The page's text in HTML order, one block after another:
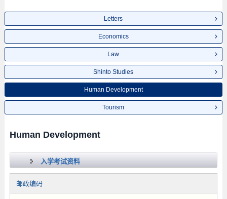
Letters
Economics
Law
Shinto Studies
Human Development
Tourism
Human Development
入学考试资料
邮政编码